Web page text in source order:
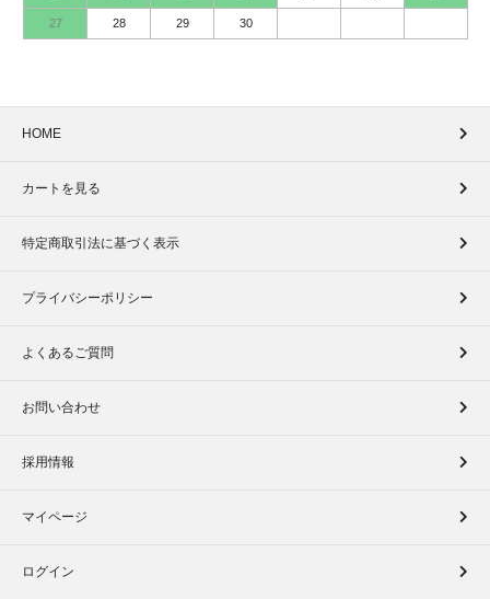
27 28 29 30
HOME
カートを見る
特定商取引法に基づく表示
プライバシーポリシー
よくあるご質問
お問い合わせ
採用情報
マイページ
ログイン